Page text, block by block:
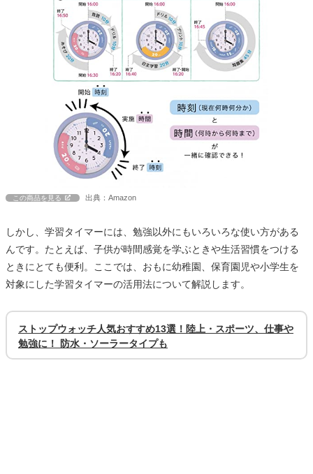
この商品を見る 出典：Amazon
しかし、学習タイマーには、勉強以外にもいろいろな使い方がある
んです。たとえば、子供が時間感覚を学ぶときや生活習慣をつける
ときにとても便利。ここでは、おもに幼稚園、保育園児や小学生を
対象にした学習タイマーの活用法について解説します。
ストップウォッチ人気おすすめ13選！陸上・スポーツ、仕事や
勉強に！ 防水・ソーラータイプも